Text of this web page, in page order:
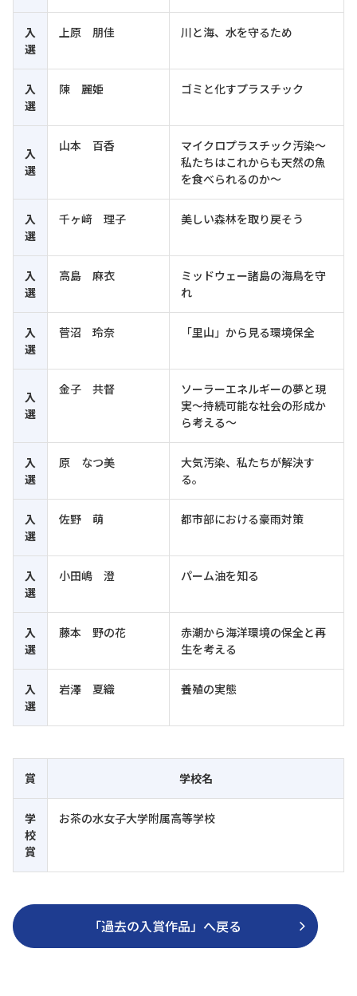
入
選
上原 朋佳 川と海、水を守るため
入
選
陳 麗姫 ゴミと化すプラスチック
入
選
山本 百香
マイクロプラスチック汚染～
私たちはこれからも天然の魚
を食べられるのか～
入
選
千ヶ﨑 理子 美しい森林を取り戻そう
入
選
高島 麻衣
ミッドウェー諸島の海鳥を守
れ
入
選
菅沼 玲奈 「里山」から見る環境保全
入
選
金子 共督
ソーラーエネルギーの夢と現
実～持続可能な社会の形成か
ら考える～
入
選
原 なつ美
大気汚染、私たちが解決す
る。
入
選
佐野 萌 都市部における豪雨対策
入
選
小田嶋 澄 パーム油を知る
入
選
藤本 野の花
赤潮から海洋環境の保全と再
生を考える
入
選
岩澤 夏織 養殖の実態
賞 学校名
学
校
賞
お茶の水女子大学附属高等学校
「過去の入賞作品」へ戻る